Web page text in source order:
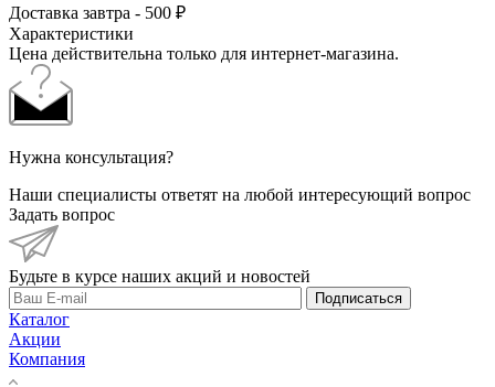
Доставка завтра - 500 ₽
Характеристики
Цена действительна только для интернет-магазина.
Нужна консультация?
Наши специалисты ответят на любой интересующий вопрос
Задать вопрос
Будьте в курсе наших акций и новостей
Подписаться
Каталог
Акции
Компания